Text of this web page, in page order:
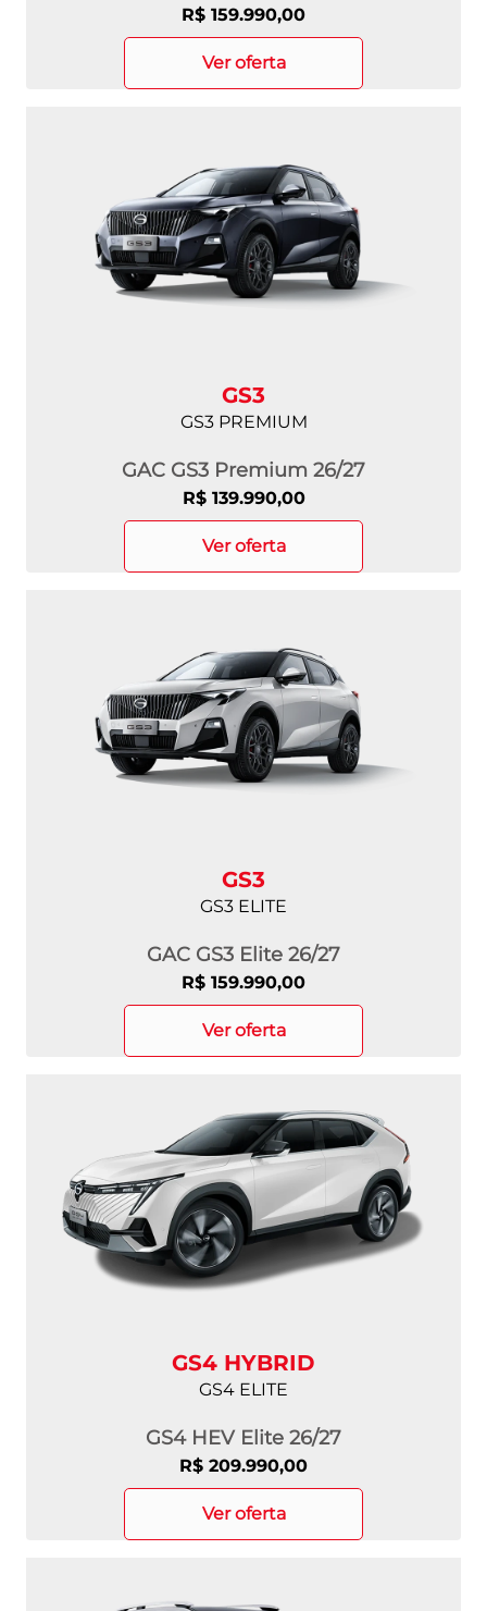
R$ 159.990,00
ver oferta
GS3
GS3 PREMIUM
GAC GS3 Premium 26/27
R$ 139.990,00
ver oferta
GS3
GS3 ELITE
GAC GS3 Elite 26/27
R$ 159.990,00
ver oferta
GS4 HYBRID
GS4 ELITE
GS4 HEV Elite 26/27
R$ 209.990,00
ver oferta